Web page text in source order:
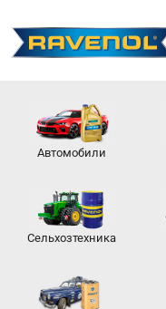
Автомобили
Сельхозтехника